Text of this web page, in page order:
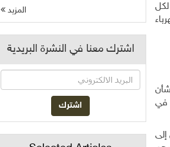
وتكشف تقارير وزارة الصحة الإسرائيلية عن فوارق صحية صارخة، حيث بلغت نسبة وفيات الأطفال البدو في النقب عام 2006 نحو 12 لكل
في
المزيد
اشترك معنا في النشرة البريدية